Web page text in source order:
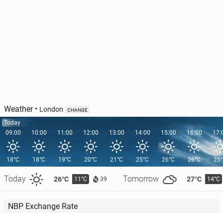
Weather• London CHANGE
Today
09:00
18°C
Today 26°C 11°C 39 Tomorrow 27°C 14°C
10:00
18°C
11:00
19°C
12:00
20°C
13:00
21°C
14:00
25°C
15:00
26°C
16:00
26°C
NBP Exchange Rate